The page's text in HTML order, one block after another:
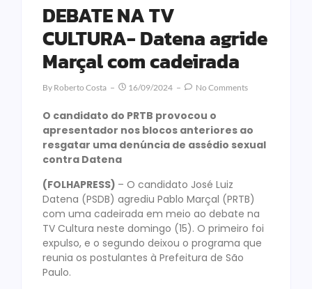
DEBATE NA TV
CULTURA- Datena agride
Marçal com cadeirada
By Roberto Costa 16/09/2024 No Comments
O candidato do PRTB provocou o
apresentador nos blocos anteriores ao
resgatar uma denúncia de assédio sexual
contra Datena
(FOLHAPRESS) – O candidato José Luiz
Datena (PSDB) agrediu Pablo Marçal (PRTB)
com uma cadeirada em meio ao debate na
TV Cultura neste domingo (15). O primeiro foi
expulso, e o segundo deixou o programa que
reunia os postulantes à Prefeitura de São
Paulo.